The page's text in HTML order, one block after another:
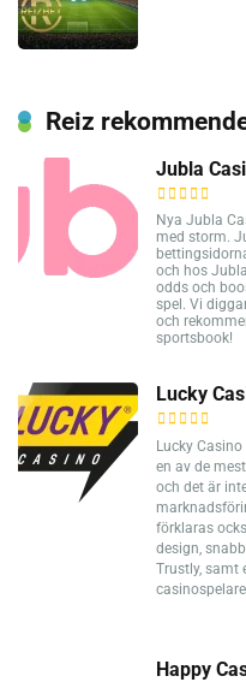
Reiz
Jubla
Nya Jubla
med storm.
och hos
odds och
spel. Vi
och
sportsbook!
Lucky
Lucky
en av de
och det är
förklaras
design,
Trustly, samt
Happy